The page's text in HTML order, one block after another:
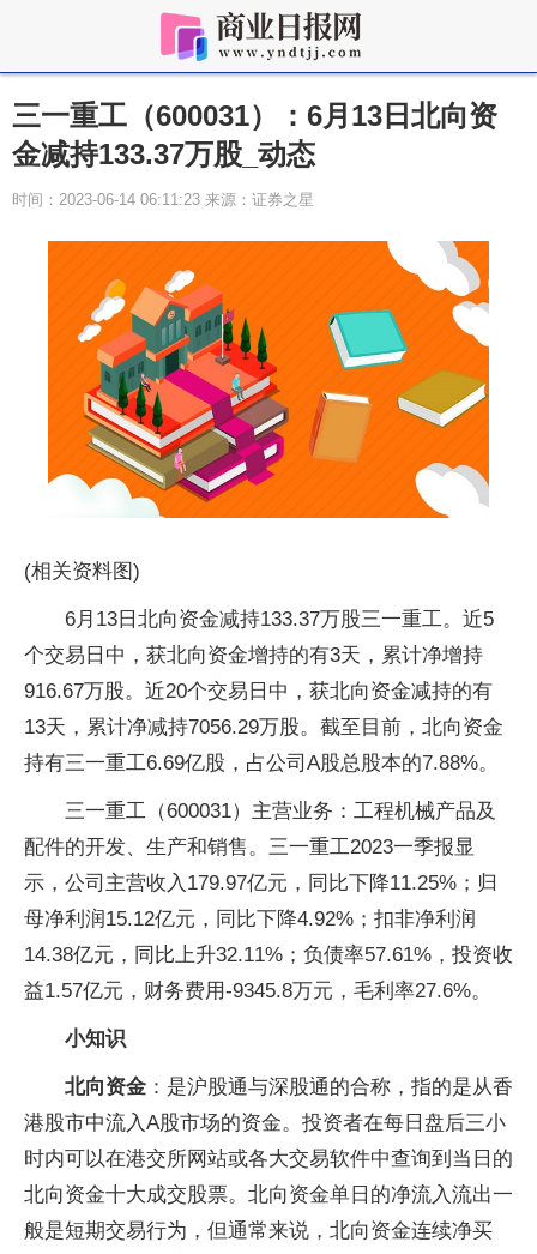
三一重工（600031）：6月13日北向资
金减持133.37万股_动态
时间：2023-06-14 06:11:23 来源：证券之星
(相关资料图)
6月13日北向资金减持133.37万股三一重工。近5
个交易日中，获北向资金增持的有3天，累计净增持
916.67万股。近20个交易日中，获北向资金减持的有
13天，累计净减持7056.29万股。截至目前，北向资金
持有三一重工6.69亿股，占公司A股总股本的7.88%。
三一重工（600031）主营业务：工程机械产品及
配件的开发、生产和销售。三一重工2023一季报显
示，公司主营收入179.97亿元，同比下降11.25%；归
母净利润15.12亿元，同比下降4.92%；扣非净利润
14.38亿元，同比上升32.11%；负债率57.61%，投资收
益1.57亿元，财务费用-9345.8万元，毛利率27.6%。
小知识
北向资金 ：是沪股通与深股通的合称，指的是从香
港股市中流入A股市场的资金。投资者在每日盘后三小
时内可以在港交所网站或各大交易软件中查询到当日的
北向资金十大成交股票。北向资金单日的净流入流出一
般是短期交易行为，但通常来说，北向资金连续净买